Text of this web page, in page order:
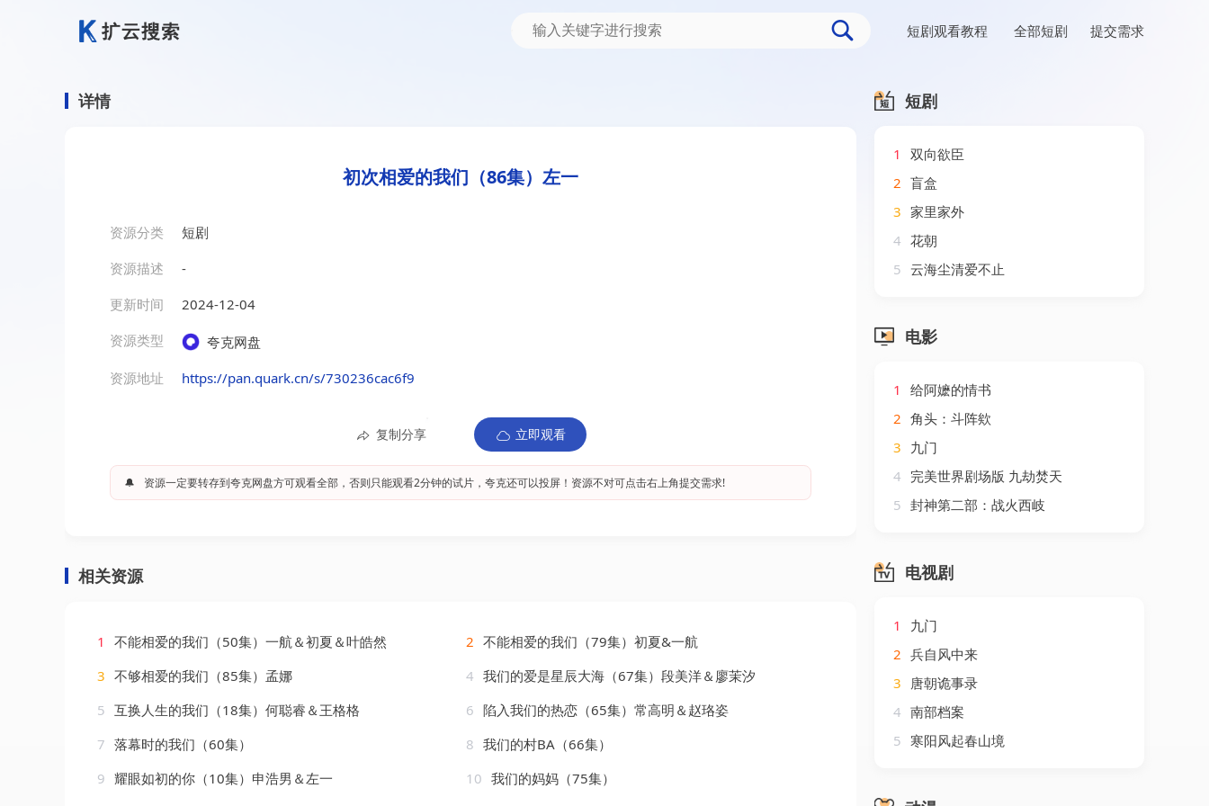
短剧观看教程 全部短剧 提交需求
详情
初次相爱的我们（86集）左一
资源分类
短剧
资源描述
-
更新时间
2024-12-04
资源类型
夸克网盘
资源地址
https://pan.quark.cn/s/730236cac6f9
复制分享 立即观看
🔔 资源一定要转存到夸克网盘方可观看全部，否则只能观看2分钟的试片，夸克还可以投屏！资源不对可点击右上角提交需求!
相关资源
1 不能相爱的我们（50集）一航＆初夏＆叶皓然 2 不能相爱的我们（79集）初夏&一航
3 不够相爱的我们（85集）孟娜 4 我们的爱是星辰大海（67集）段美洋＆廖茉汐
5 互换人生的我们（18集）何聪睿＆王格格 6 陷入我们的热恋（65集）常高明＆赵珞姿
7 落幕时的我们（60集） 8 我们的村BA（66集）
9 耀眼如初的你（10集）申浩男＆左一 10 我们的妈妈（75集）
短剧
1
双向欲臣
2 盲盒
3 家里家外
4 花朝
5 云海尘清爱不止
电影
1
给阿嬷的情书
2 角头：斗阵欸
3 九门
4 完美世界剧场版 九劫焚天
5 封神第二部：战火西岐
电视剧
1
九门
2 兵自风中来
3 唐朝诡事录
4 南部档案
5 寒阳风起春山境